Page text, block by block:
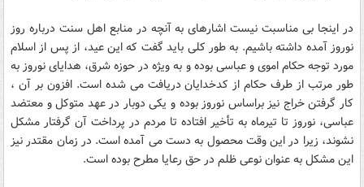
در اينجا بى مناسبت نيست اشاره‏اى به آنچه در منابع اهل سنت درباره روز
نوروز آمده داشته باشيم. به طور کلى بايد گفت که اين عيد، از پس از اسلام
مورد توجه حکام اموى و عباسى بوده و به ويژه در حوزه شرق، هداياى نوروز به
طور مرتب از طرف حکام از کدخدايان دريافت مى ‏شده است. افزون بر آن ،
کار گرفتن خراج نيز براساس نوروز بوده و يکى دوبار در عهد متوکل و معتضد
عباسى، نوروز تا تيرماه به تأخير افتاده تا مردم در پرداخت آن گرفتار مشکل
نشوند، زيرا در اين وقت محصول به دست مى ‏آمده است. در زمان مقتدر نيز
اين مشکل به عنوان نوعى ظلم در حق رعايا مطرح بوده است.